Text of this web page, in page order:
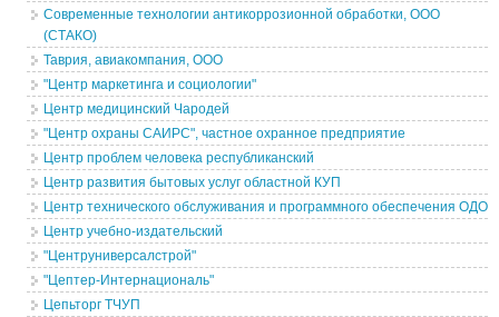
Современные технологии антикоррозионной обработки, ООО
(СТАКО)
Таврия, авиакомпания, ООО
"Центр маркетинга и социологии"
Центр медицинский Чародей
"Центр охраны САИРС", частное охранное предприятие
Центр проблем человека республиканский
Центр развития бытовых услуг областной КУП
Центр технического обслуживания и программного обеспечения ОДО
Центр учебно-издательский
"Центруниверсалстрой"
"Цептeр-Интернациональ"
Цепьторг ТЧУП